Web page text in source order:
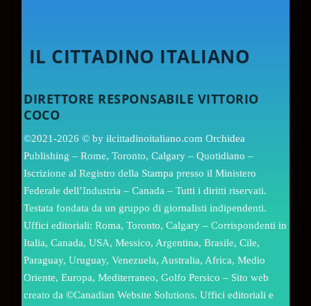
IL CITTADINO ITALIANO
DIRETTORE RESPONSABILE VITTORIO
COCO
©2021-2026 © by ilcittadinoitaliano.com Orchidea
Publishing – Rome, Toronto, Calgary – Quotidiano –
Iscrizione al Registro della Stampa presso il Ministero
Federale dell’Industria – Canada – Tutti i diritti riservati.
Testata fondata da un gruppo di giornalisti indipendenti.
Uffici editoriali: Roma, Toronto, Calgary – Corrispondenti in
Italia, Canada, USA, Messico, Argentina, Brasile, Cile,
Paraguay, Uruguay, Venezuela, Australia, Africa, Medio
Oriente, Europa, Mediterraneo, Golfo Persico – Sito web
creato da ©Canadian Website Solutions. Uffici editoriali e